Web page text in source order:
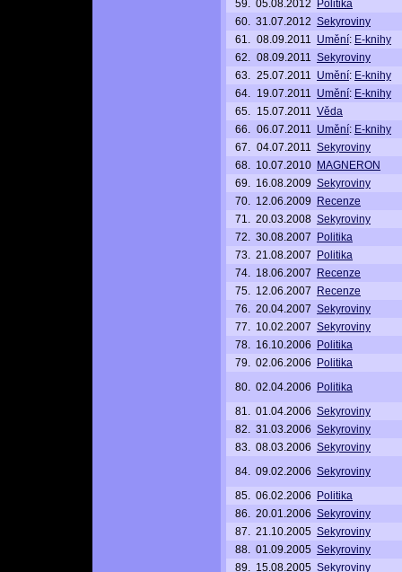
59. 05.08.2012
Politika
60. 31.07.2012 Sekyroviny
61. 08.09.2011 Umění: E-knihy
62. 08.09.2011 Sekyroviny
63. 25.07.2011 Umění: E-knihy
64. 19.07.2011 Umění: E-knihy
65. 15.07.2011 Věda
66. 06.07.2011 Umění: E-knihy
67. 04.07.2011 Sekyroviny
68. 10.07.2010 MAGNERON
69. 16.08.2009 Sekyroviny
70. 12.06.2009 Recenze
71. 20.03.2008 Sekyroviny
72. 30.08.2007
Politika
73. 21.08.2007
Politika
74. 18.06.2007
Recenze
75. 12.06.2007
Recenze
76. 20.04.2007 Sekyroviny
77. 10.02.2007 Sekyroviny
78. 16.10.2006
Politika
79. 02.06.2006
Politika
80. 02.04.2006
Politika
81. 01.04.2006 Sekyroviny
82. 31.03.2006 Sekyroviny
83. 08.03.2006 Sekyroviny
84. 09.02.2006 Sekyroviny
85. 06.02.2006
Politika
86. 20.01.2006 Sekyroviny
87. 21.10.2005 Sekyroviny
88. 01.09.2005 Sekyroviny
89. 15.08.2005 Sekyroviny